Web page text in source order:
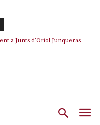
a Junts d’Oriol Junqueras
amb un atac frontal al retorn